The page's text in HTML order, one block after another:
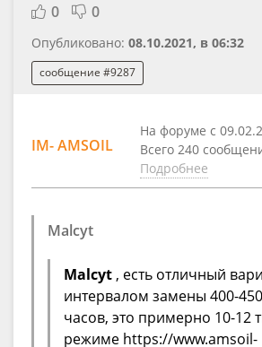
0 0
Опубликовано: 08.10.2021, в 06:32
сообщение #9287
IM- AMSOIL
На форуме с
Всего 240
Подробнее
Malcyt
Malcyt , есть отличный
интервалом замены 400-
часов, это примерно 10-12
режиме https://www.amsoil-